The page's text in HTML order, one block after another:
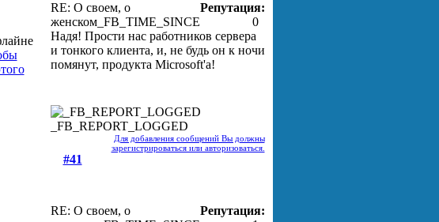
RE: О своем, о
женском_FB_TIME_SINCE
Репутация:
0
Надя! Прости нас работников сервера
и тонкого клиента, и, не будь он к ночи
помянут, продукта Microsoft'а!
_FB_REPORT_LOGGED
Для добавления сообщений Вы должны
зарегистрироваться или авторизоваться.
#41
RE: О своем, о
Репутация: